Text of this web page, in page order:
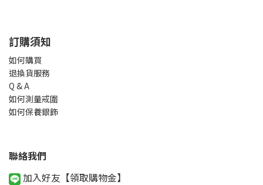
訂購須知
如何購買
退換貨服務
Q & A
如何測量戒圍
如何保養銀飾
聯絡我們
加入好友【領取購物金】